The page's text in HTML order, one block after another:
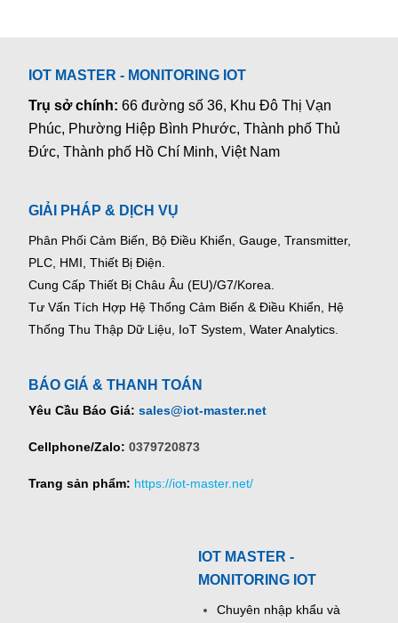
IOT MASTER - MONITORING IOT
Trụ sở chính:66 đường số 36, Khu Đô Thị Vạn
Phúc, Phường Hiệp Bình Phước, Thành phố Thủ
Đức, Thành phố Hồ Chí Minh, Việt Nam
GIẢI PHÁP & DỊCH VỤ
Phân Phối Cảm Biến, Bộ Điều Khiển, Gauge, Transmitter,
PLC, HMI, Thiết Bị Điện.
Cung Cấp Thiết Bị Châu Âu (EU)/G7/Korea.
Tư Vấn Tích Hợp Hệ Thống Cảm Biến & Điều Khiển, Hệ
Thống Thu Thập Dữ Liệu, IoT System, Water Analytics.
BÁO GIÁ & THANH TOÁN
Yêu Cầu Báo Giá: sales@iot-master.net
Cellphone/Zalo: 0379720873
Trang sản phẩm: https://iot-master.net/
IOT MASTER -
MONITORING IOT
Chuyên nhập khẩu và